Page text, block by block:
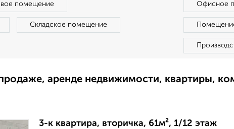
помещение
Складское помещение
Офисное
аренде недвижимости, квартиры,
3-к квартира, вторичка, 61м², 1/12 этаж